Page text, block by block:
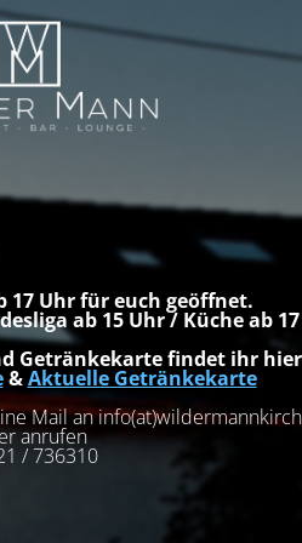
17 Uhr für euch geöffnet.
ab 15 Uhr / Küche ab
Getränkekarte findet ihr
&Aktuelle Getränkekarte
Mail an
anrufen
/ 736310